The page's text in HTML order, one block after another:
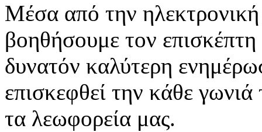
Μέσα από την ηλεκτρονική
βοηθήσουμε τον
δυνατόν καλύτερη
επισκεφθεί την κάθε
τα λεωφορεία μας.